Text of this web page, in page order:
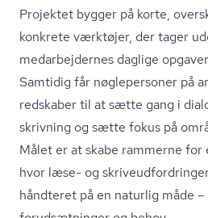
Projektet bygger på korte,
konkrete værktøjer, der tager
medarbejdernes daglige
Samtidig får nøglepersoner på
redskaber til at sætte gang i
skrivning og sætte fokus på
Målet er at skabe rammerne for
hvor læse- og
håndteret på en naturlig måde